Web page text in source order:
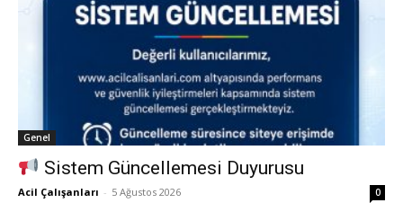
Genel
Sistem Güncellemesi Duyurusu
Acil Çalışanları - 5 Ağustos 2026 0